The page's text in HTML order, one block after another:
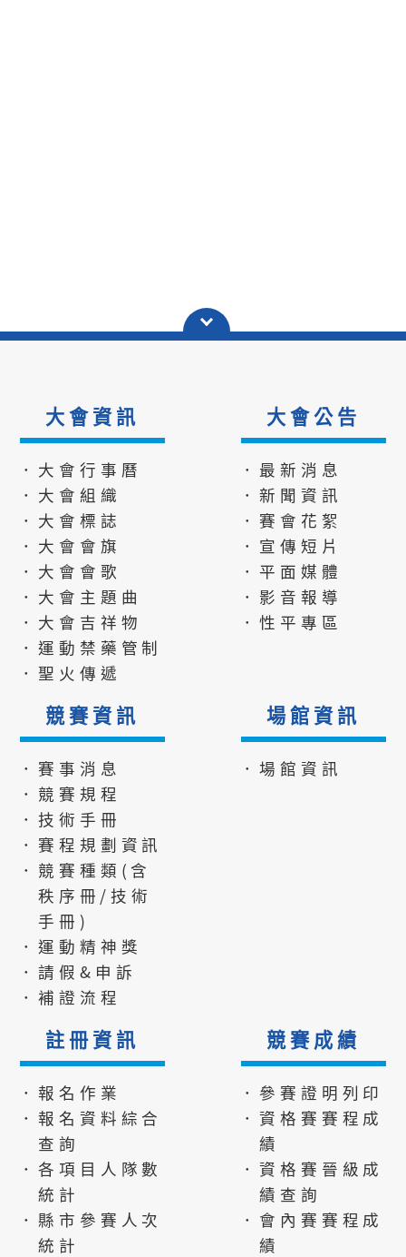
大會資訊
．大會行事曆
．大會組織
．大會標誌
．大會會旗
．大會會歌
．大會主題曲
．大會吉祥物
．運動禁藥管制
．聖火傳遞
大會公告
．最新消息
．新聞資訊
．賽會花絮
．宣傳短片
．平面媒體
．影音報導
．性平專區
競賽資訊
．賽事消息
．競賽規程
．技術手冊
．賽程規劃資訊
．競賽種類(含
秩序冊/技術
手冊)
．運動精神獎
．請假&申訴
．補證流程
場館資訊
．場館資訊
註冊資訊
．報名作業
．報名資料綜合
查詢
．各項目人隊數
統計
．縣市參賽人次
統計
競賽成績
．參賽證明列印
．資格賽賽程成
績
．資格賽晉級成
績查詢
．會內賽賽程成
績